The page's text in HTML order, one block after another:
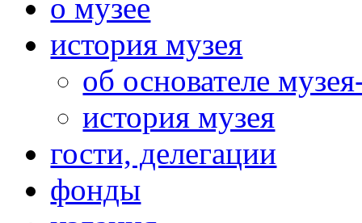
о музее
история музея
об основателе
история музея
гости, делегации
фонды